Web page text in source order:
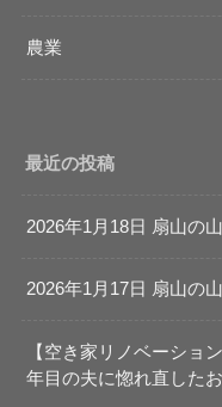
農業
最近の投稿
2026年1月18日 扇山の
2026年1月17日 扇山の
【空き家リノベーショ
年目の夫に惚れ直した